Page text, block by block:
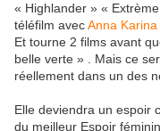
« Highlander » «
téléfilm avecAnna Karina
Et tourne 2 films avant
belle verte » . Mais ce
réellement dans un des
Elle deviendra un espoir
du meilleur Espoir féminin